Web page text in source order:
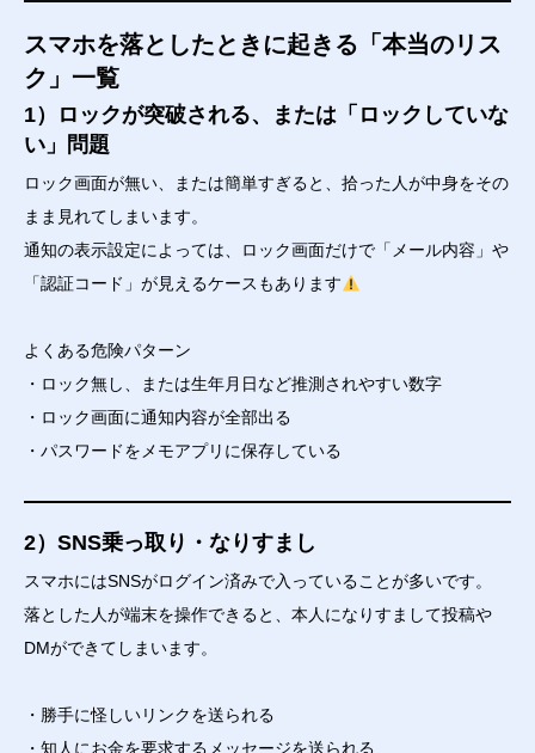
スマホを落としたときに起きる「本当のリス
ク」一覧
1）ロックが突破される、または「ロックしていな
い」問題
ロック画面が無い、または簡単すぎると、拾った人が中身をその
まま見れてしまいます。
通知の表示設定によっては、ロック画面だけで「メール内容」や
「認証コード」が見えるケースもあります
よくある危険パターン
・ロック無し、または生年月日など推測されやすい数字
・ロック画面に通知内容が全部出る
・パスワードをメモアプリに保存している
2）SNS乗っ取り・なりすまし
スマホにはSNSがログイン済みで入っていることが多いです。
落とした人が端末を操作できると、本人になりすまして投稿や
DMができてしまいます。
・勝手に怪しいリンクを送られる
・知人にお金を要求するメッセージを送られる